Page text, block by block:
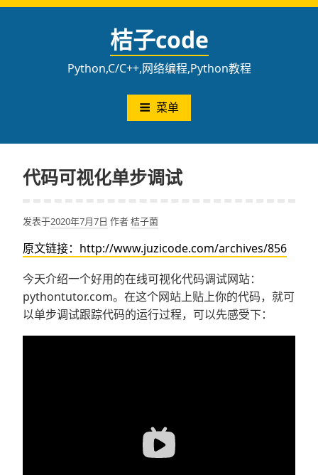
跳
桔子code
Python,C/C++,网络编程,Python教程
菜单
代码可视化单步调试
发表于2020年7月7日 作者桔子菌
原文链接：http://www.juzicode.com/archives/856
今天介绍一个好用的在线可视化代码调试网站：
pythontutor.com。在这个网站上贴上你的代码，就可
以单步调试跟踪代码的运行过程，可以先感受下：